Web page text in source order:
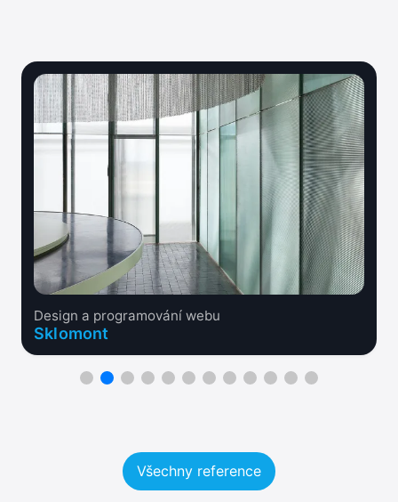
Design a programování webu
Sklomont
Všechny reference